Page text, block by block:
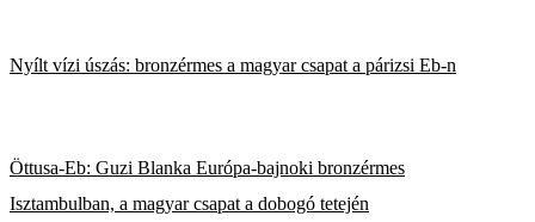
Nyílt vízi úszás: bronzérmes a magyar csapat a párizsi Eb-n
Öttusa-Eb: Guzi Blanka Európa-bajnoki bronzérmes
Isztambulban, a magyar csapat a dobogó tetején